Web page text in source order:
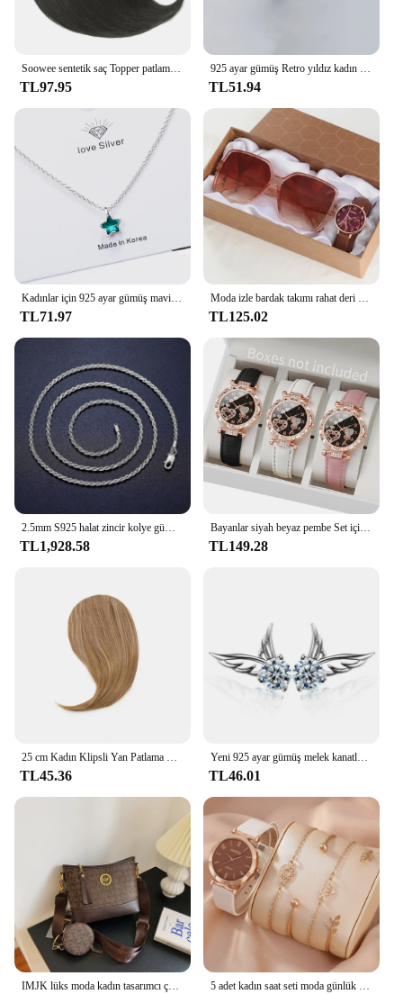
TL97.95 TL51.94
TL71.97 TL125.02
TL1,928.58
Bayanlar siyah beyaz pembe Set için 3 adet/takım kadın moda deri kayış kalp şeklinde arama Quartz saat
TL149.28
TL45.36
Yeni 925 ayar gümüş melek kanatları zirkon saplama küpe kadınlar için lüks tasarımcı takı en çok satan GaaBou
TL46.01
IMJK lüks moda kadın tasarımcı çantası el çantaları omuz messenger eğimli omuzdan askili çanta akşam çanta kare çanta 5 adet kadın saat seti moda günlük kuvars saat moda basit bilezik saat seti